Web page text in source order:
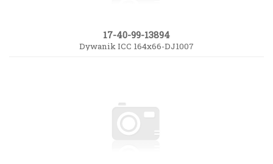
17-40-99-13894
Dywanik ICC 164x66-DJ1007